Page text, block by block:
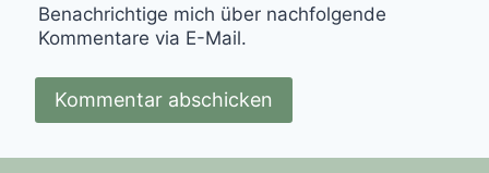
Benachrichtige mich über nachfolgende
Kommentare via E-Mail.